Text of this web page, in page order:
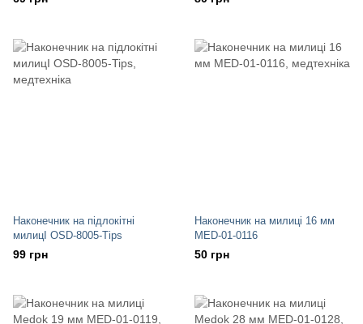
Наконечник на підлокітні
милицІ OSD-8005-Tips
99 грн
Наконечник на милиці 16 мм
MED-01-0116
50 грн